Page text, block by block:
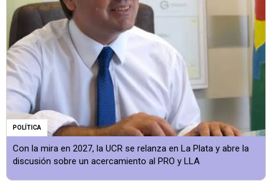
POLÍTICA
Con la mira en 2027, la UCR se relanza en La Plata y abre la
discusión sobre un acercamiento al PRO y LLA